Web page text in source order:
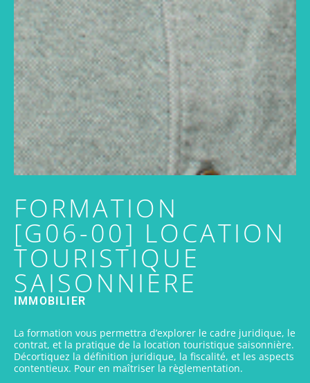
FORMATION
[G06-00] LOCATION
TOURISTIQUE
SAISONNIÈRE
IMMOBILIER
La formation vous permettra d’explorer le cadre juridique, le
contrat, et la pratique de la location touristique saisonnière.
Décortiquez la définition juridique, la fiscalité, et les aspects
contentieux. Pour en maîtriser la règlementation.